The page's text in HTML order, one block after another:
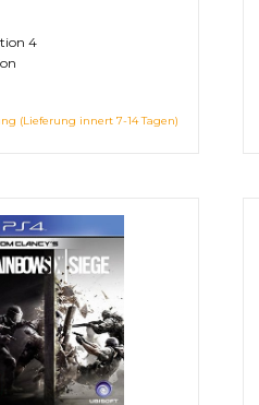
4
(Lieferung innert 7-14 Tagen)